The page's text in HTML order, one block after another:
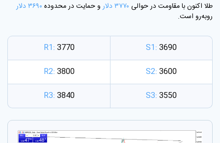
طلا اکنون با مقاومت در حوالی ۳۷۷۰ دلار و حمایت در محدوده ۳۶۹۰ دلار
روبه‌رو است.
R1: 3770 S1: 3690
R2: 3800 S2: 3600
R3: 3840 S3: 3550